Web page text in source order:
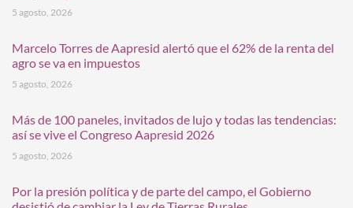
5 agosto, 2026
Marcelo Torres de Aapresid alertó que el 62% de la renta del
agro se va en impuestos
5 agosto, 2026
Más de 100 paneles, invitados de lujo y todas las tendencias:
así se vive el Congreso Aapresid 2026
5 agosto, 2026
Por la presión política y de parte del campo, el Gobierno